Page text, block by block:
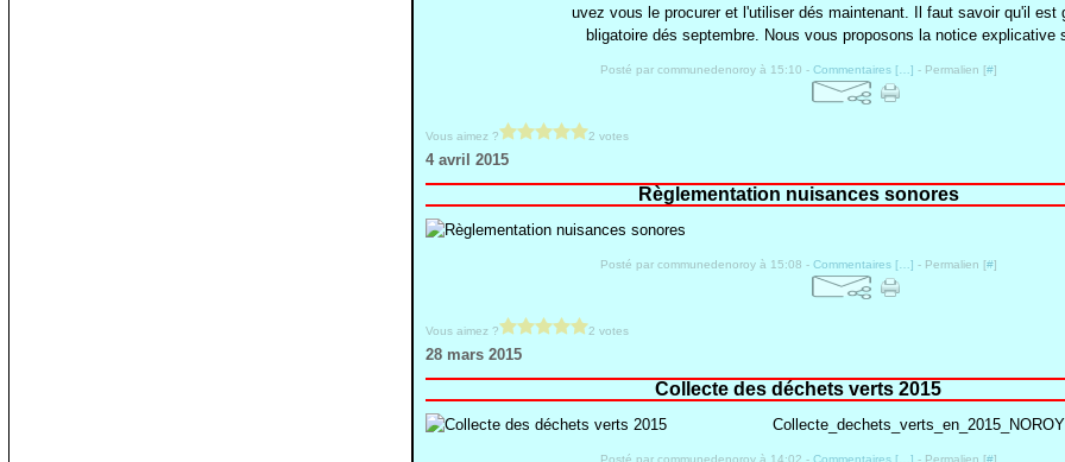
uvez vous le procurer et l'utiliser dés maintenant. Il faut savoir qu'il est
bligatoire dés septembre. Nous vous proposons la notice explicative
Posté par communedenoroy à 15:10 - Commentaires [… ] - Permalien [#]
Vous aimez ? 2 votes
4 avril 2015
Règlementation nuisances sonores
Posté par communedenoroy à 15:08 - Commentaires [… ] - Permalien [#]
Vous aimez ? 2 votes
28 mars 2015
Collecte des déchets verts 2015
Collecte_dechets_verts_en_2015_NOROY
Posté par communedenoroy à 14:02 - Commentaires [… ] - Permalien [#]